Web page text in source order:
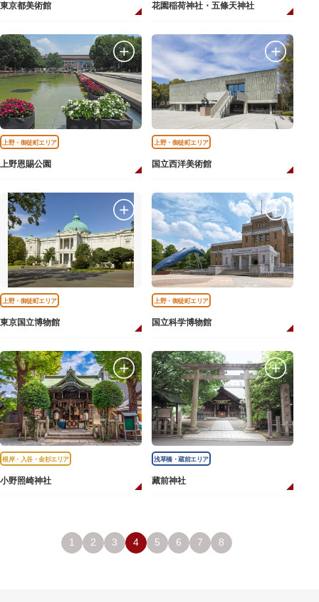
東京都美術館 花園稲荷神社・五條天神社
上野・御徒町エリア
上野恩賜公園
上野・御徒町エリア
国立西洋美術館
上野・御徒町エリア
東京国立博物館
上野・御徒町エリア
国立科学博物館
根岸・入谷・金杉エリア
小野照崎神社
浅草橋・蔵前エリア
藏前神社
1 2 3 4 5 6 7 8